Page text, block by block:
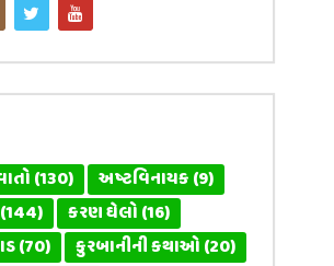
(130) અષ્ટવિનાયક(9)
(144) કરણ ઘેલો(16)
(70) કુરબાનીની કથાઓ(20)